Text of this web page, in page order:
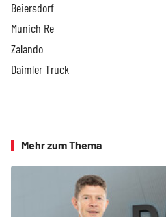
Beiersdorf
Munich Re
Zalando
Daimler Truck
Mehr zum Thema